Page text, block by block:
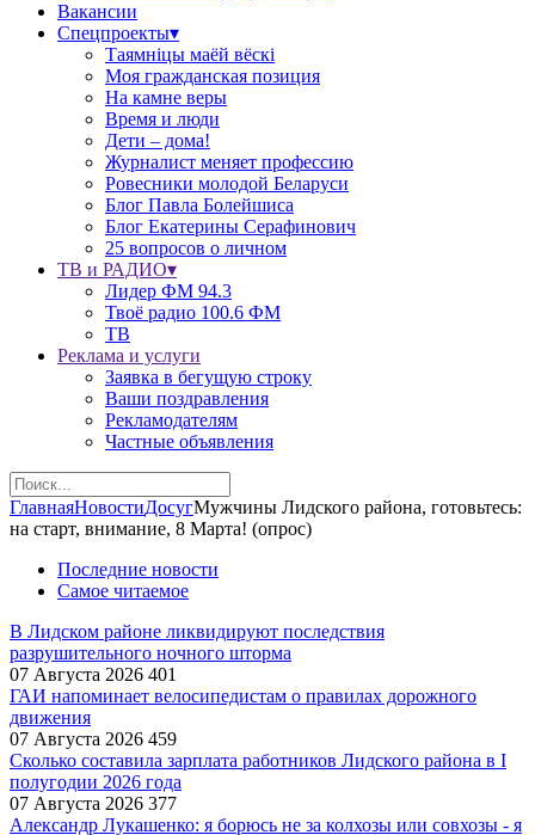
Вакансии
Спецпроекты▾
Таямніцы маёй вёскі
Моя гражданская позиция
На камне веры
Время и люди
Дети – дома!
Журналист меняет профессию
Ровесники молодой Беларуси
Блог Павла Болейшиса
Блог Екатерины Серафинович
25 вопросов о личном
ТВ и РАДИО▾
Лидер ФМ 94.3
Твоё радио 100.6 ФМ
ТВ
Реклама и услуги
Заявка в бегущую строку
Ваши поздравления
Рекламодателям
Частные объявления
ГлавнаяНовостиДосугМужчины Лидского района, готовьтесь:
на старт, внимание, 8 Марта! (опрос)
Последние новости
Самое читаемое
В Лидском районе ликвидируют последствия
разрушительного ночного шторма
07 Августа 2026 401
ГАИ напоминает велосипедистам о правилах дорожного
движения
07 Августа 2026 459
Сколько составила зарплата работников Лидского района в I
полугодии 2026 года
07 Августа 2026 377
Александр Лукашенко: я борюсь не за колхозы или совхозы - я